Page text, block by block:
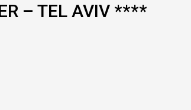
– TEL AVIV ****